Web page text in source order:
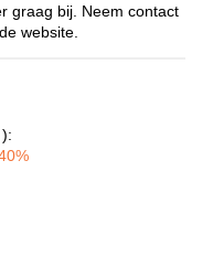
graag bij. Neem contact
website.